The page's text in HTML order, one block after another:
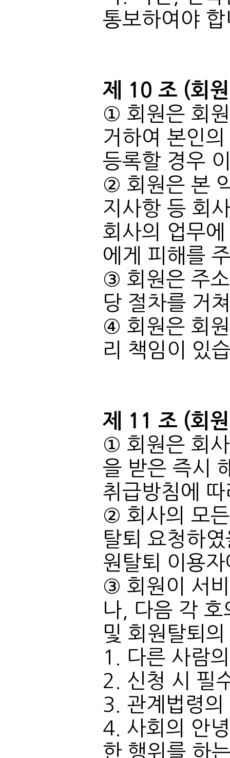
통보하여야
제 10 조 (회
등록할 경우
에게 피해를
당 절차를 거
리 책임이 있
제 11 조 (회
취급방침에
원탈퇴 이용
및 회원탈퇴
1. 다른 사람
2. 신청 시 필
3. 관계법령
한 행위를 하